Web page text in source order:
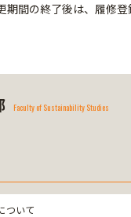
期間の終了後は、履修
Faculty of Sustainability Studies
ついて